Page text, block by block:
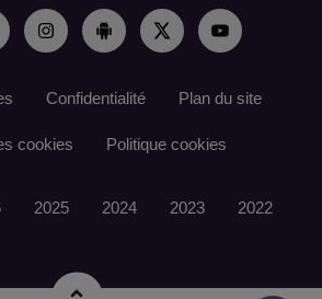
Confidentialité Plan du site
cookies Politique cookies
2025 2024 2023 2022